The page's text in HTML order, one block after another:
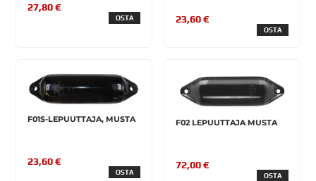
27,80 €
OSTA 23,60 €
OSTA
F01S-LEPUUTTAJA, MUSTA
23,60 €
OSTA
F02 LEPUUTTAJA MUSTA
72,00 €
OSTA